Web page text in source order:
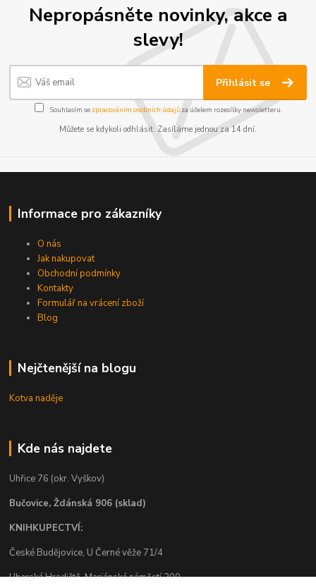
Nepropásněte novinky, akce a
slevy!
Přihlásit se
Souhlasím se zpracováním osobních údajůza účelem rozesílky newsletteru.
Můžete se kdykoli odhlásit. Zasíláme jednou za 14 dní.
Informace pro zákazníky
O nás
Jak nakupovat
Obchodní podmínky
Kontakty
Formulář na vrácení zboží
Blog
Nejčtenější na blogu
Kotva naděje
Kde nás najdete
Uhřice 76 (okr. Vyškov)
Bučovice, Ždánská 906 (sklad)
KNIHKUPECTVÍ:
České Budějovice, U Černé věže 71/4
Uherské Hradiště, Mariánské náměstí 200